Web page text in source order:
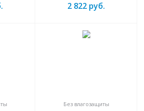
2 822 руб.
Без влагозащиты